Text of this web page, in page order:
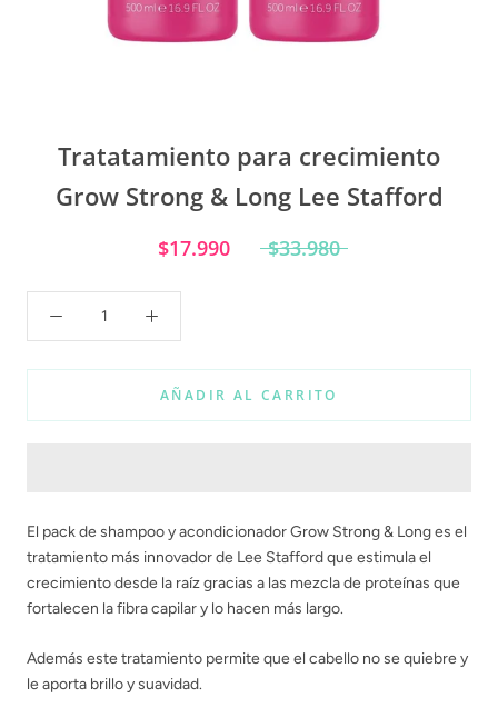
Tratatamiento para crecimiento
Grow Strong & Long Lee Stafford
$17.990 $33.980
AÑADIR AL CARRITO
El pack de shampoo y acondicionador Grow Strong & Long es el
tratamiento más innovador de Lee Stafford que estimula el
crecimiento desde la raíz gracias a las mezcla de proteínas que
fortalecen la fibra capilar y lo hacen más largo.
Además este tratamiento permite que el cabello no se quiebre y
le aporta brillo y suavidad.